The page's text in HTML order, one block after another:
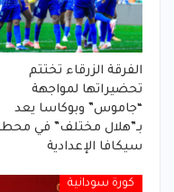
الفرقة الزرقاء تختتم
تحضيراتها لمواجهة
“جاموس” وبوكاسا يعد
بـ”هلال مختلف” في
سيكافا الإعدادية
كورة سودانية